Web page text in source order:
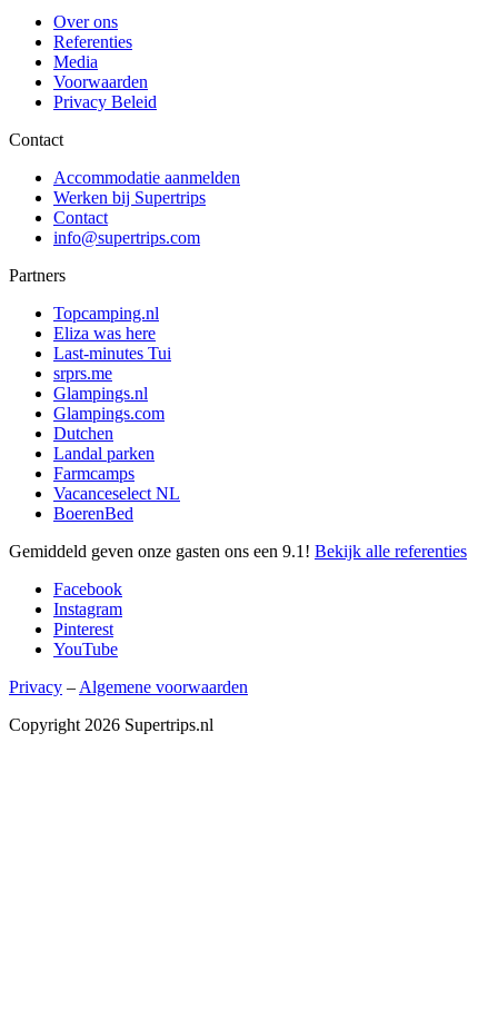
Over ons
Referenties
Media
Voorwaarden
Privacy Beleid
Contact
Accommodatie aanmelden
Werken bij Supertrips
Contact
info@supertrips.com
Partners
Topcamping.nl
Eliza was here
Last-minutes Tui
srprs.me
Glampings.nl
Glampings.com
Dutchen
Landal parken
Farmcamps
Vacanceselect NL
BoerenBed
Gemiddeld geven onze gasten ons een 9.1! Bekijk alle referenties
Facebook
Instagram
Pinterest
YouTube
Privacy –Algemene voorwaarden
Copyright 2026 Supertrips.nl